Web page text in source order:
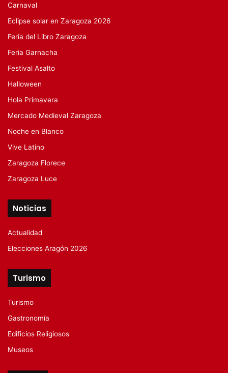
Carnaval
Eclipse solar en Zaragoza 2026
Feria del Libro Zaragoza
Feria Garnacha
Festival Asalto
Halloween
Hola Primavera
Mercado Medieval Zaragoza
Noche en Blanco
Vive Latino
Zaragoza Florece
Zaragoza Luce
Noticias
Actualidad
Elecciones Aragón 2026
Turismo
Turismo
Gastronomía
Edificios Religiosos
Museos